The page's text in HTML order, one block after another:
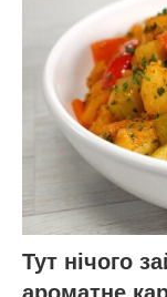
Тут нічого